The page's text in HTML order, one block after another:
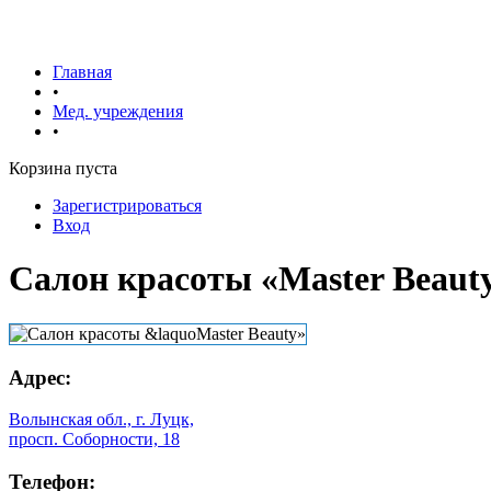
Главная
•
Мед. учреждения
•
Корзина пуста
Зарегистрироваться
Вход
Салон красоты «Master
Адрес:
Волынская обл., г. Луцк,
просп. Соборности, 18
Телефон: